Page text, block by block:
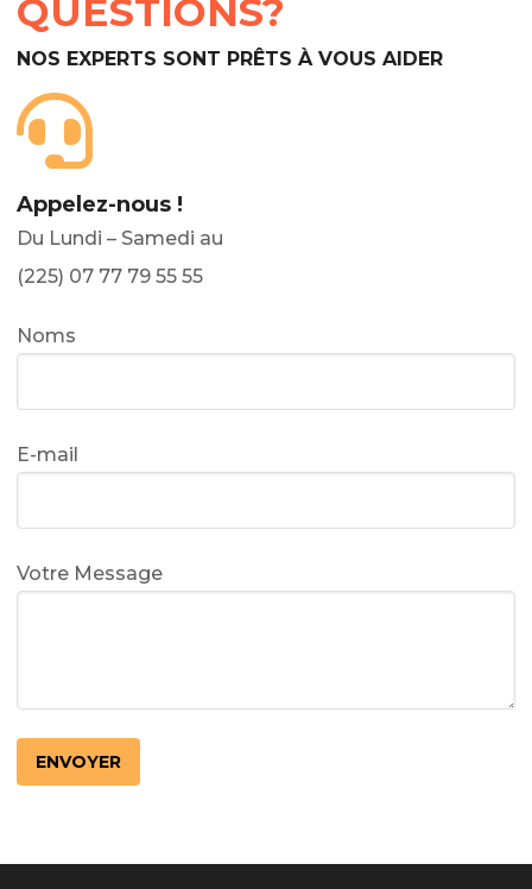
QUESTIONS?
NOS EXPERTS SONT PRÊTS À VOUS AIDER
Appelez-nous !
Du Lundi – Samedi au
(225) 07 77 79 55 55
Noms
E-mail
Votre Message
LotoMart
Бай Лото
escort barcelone
https://intimaties.net/es/category/woman-used-
eros houston
albanianescort